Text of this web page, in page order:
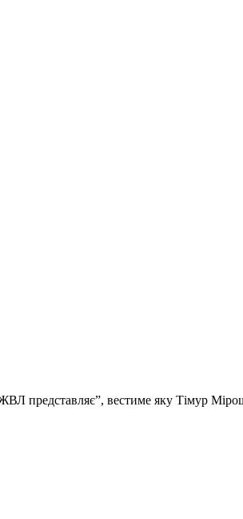
представляє”, вестиме яку Тімур